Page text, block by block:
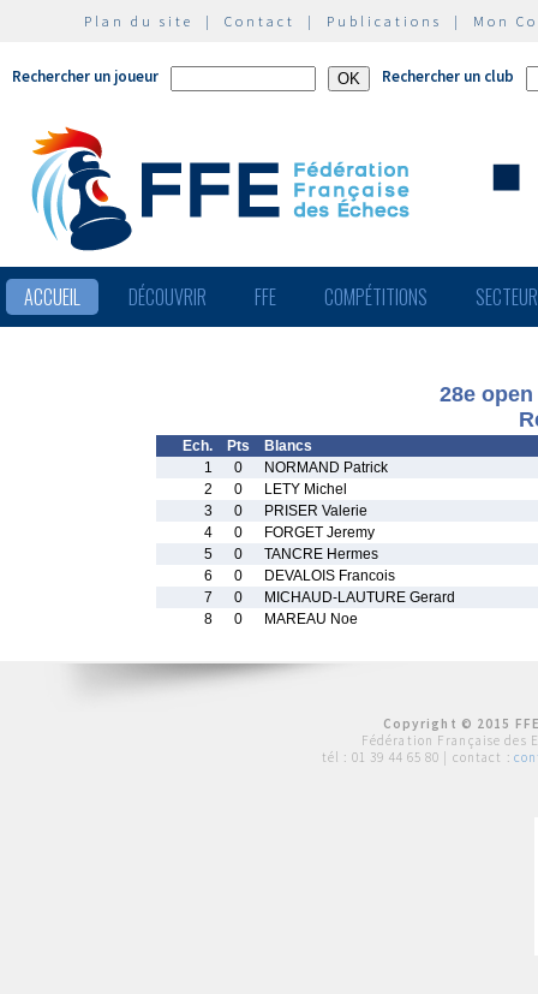
Plan du site | Contact | Publications | Mon
Rechercher un joueur Rechercher un club
ACCUEIL DÉCOUVRIR FFE COMPÉTITIONS
28e
Ech. Pts
Blancs
1
0
NORMAND Patrick
2
0
LETY Michel
3
0
PRISER Valerie
4
0
FORGET Jeremy
5
0
TANCRE Hermes
6
0
DEVALOIS Francois
7
0
MICHAUD-LAUTURE Gerard
8
0 MAREAU Noe
Copyright © 2015
Fédération Française des
tél : 01 39 44 65 80 | contact :